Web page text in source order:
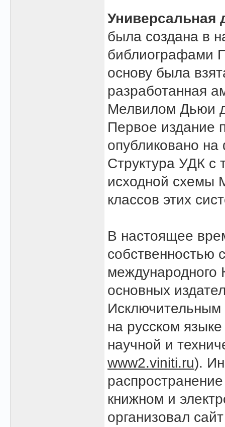
Универсальная
была создана в
библиографами
основу была
разработанная
Мелвилом Дьюи
Первое издание
опубликовано на
Структура УДК с
исходной схемы
классов этих
В настоящее
собственностью
основных
на русском
научной и
www2.viniti.ru).
книжном и
организовал